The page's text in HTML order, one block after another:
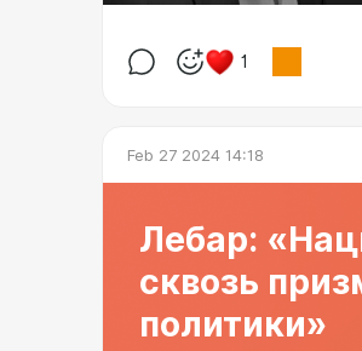
1
Feb 27 2024 14:18
Лебар:
сквозь
политики»‎